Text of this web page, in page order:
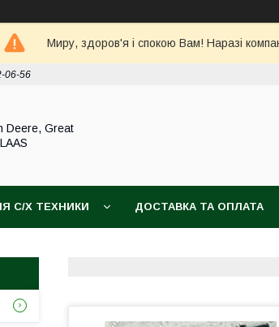
Миру, здоров'я і спокою Вам! Наразі
06-56
Deere, Great
С/Х ТЕХНИКИ ДОСТАВКА ТА ОПЛАТА